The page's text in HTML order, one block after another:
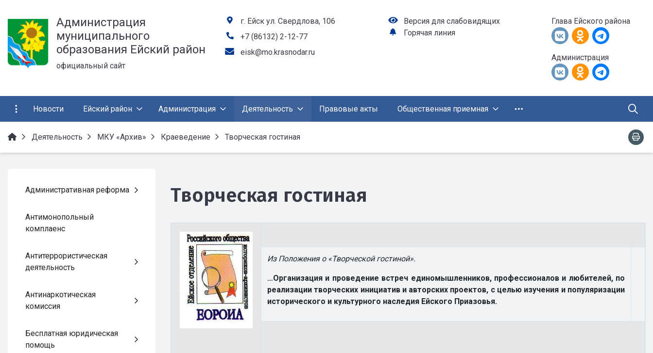
Администрация
муниципального
образования Ейский район
официальный сайт
г. Ейск ул. Свердлова, 106
+7 (86132) 2-12-77
eisk@mo.krasnodar.ru
Версия для слабовидящих
Горячая линия
Глава Ейского района
Администрация
Новости Ейский район Администрация Деятельность Правовые акты Общественная приемная
Деятельность МКУ «Архив» Краеведение Творческая гостиная
Административная реформа
Антимонопольный
комплаенс
Антитеррористическая
деятельность
Антинаркотическая
комиссия
Бесплатная юридическая
помощь
Творческая гостиная
Из Положения о «Творческой гостиной».
…Организация и проведение встреч единомышленников, профессионалов и любителей, по
реализации творческих инициатив и авторских проектов, с целью изучения и популяризации
исторического и культурного наследия Ейского Приазовья.